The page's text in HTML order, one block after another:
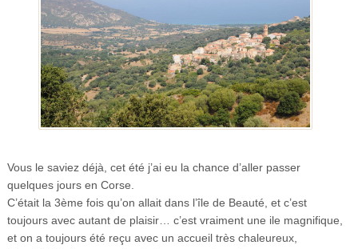
Vous le saviez déjà, cet été j’ai eu la chance d’aller passer
quelques jours en Corse.
C’était la 3ème fois qu’on allait dans l’île de Beauté, et c’est
toujours avec autant de plaisir… c’est vraiment une ile magnifique,
et on a toujours été reçu avec un accueil très chaleureux,